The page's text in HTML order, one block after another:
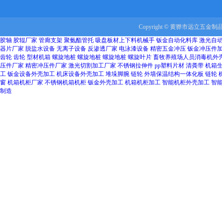
Copyright © 黄骅市远立五金制
胶轴 胶辊厂家 管廊支架 聚氨酯管托 吸盘板材上下料机械手 钣金自动化料库 激光自
器片厂家 脱盐水设备 无离子设备 反渗透厂家 电泳漆设备 精密五金冲压 钣金冲压件
齿轮 齿轮 型材机箱 螺旋地桩 螺旋地桩 螺旋地桩 螺旋叶片 畜牧养殖场人员消毒机外
压件厂家 精密冲压件厂家 激光切割加工厂家 不锈钢拉伸件 pp塑料片材 清粪带 机箱
工 钣金设备外壳加工 机床设备外壳加工 堆垛脚腕 链轮 外墙保温结构一体化板 链轮
窗 机箱机柜厂家 不锈钢机箱机柜 钣金外壳加工 机箱机柜加工 智能机柜外壳加工 智
制造